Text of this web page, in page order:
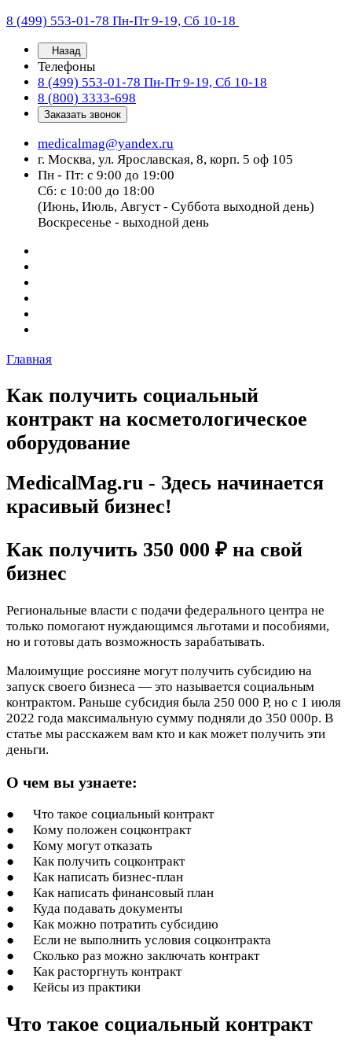
8 (499) 553-01-78 Пн-Пт 9-19, Сб 10-18
Назад
Телефоны
8 (499) 553-01-78 Пн-Пт 9-19, Сб 10-18
8 (800) 3333-698
Заказать звонок
medicalmag@yandex.ru
г. Москва, ул. Ярославская, 8, корп. 5 оф 105
Пн - Пт: с 9:00 до 19:00
Сб: с 10:00 до 18:00
(Июнь, Июль, Август - Суббота выходной день)
Воскресенье - выходной день
Главная
Как получить социальный
контракт на косметологическое
оборудование
MedicalMag.ru - Здесь начинается
красивый бизнес!
Как получить 350 000 ₽ на свой
бизнес
Региональные власти с подачи федерального центра не
только помогают нуждающимся льготами и пособиями,
но и готовы дать возможность зарабатывать.
Малоимущие россияне могут получить субсидию на
запуск своего бизнеса — это называется социальным
контрактом. Раньше субсидия была 250 000 Р, но с 1 июля
2022 года максимальную сумму подняли до 350 000р. В
статье мы расскажем вам кто и как может получить эти
деньги.
О чем вы узнаете:
● Что такое социальный контракт
● Кому положен соцконтракт
● Кому могут отказать
● Как получить соцконтракт
● Как написать бизнес-план
● Как написать финансовый план
● Куда подавать документы
● Как можно потратить субсидию
● Если не выполнить условия соцконтракта
● Сколько раз можно заключать контракт
● Как расторгнуть контракт
● Кейсы из практики
Что такое социальный контракт